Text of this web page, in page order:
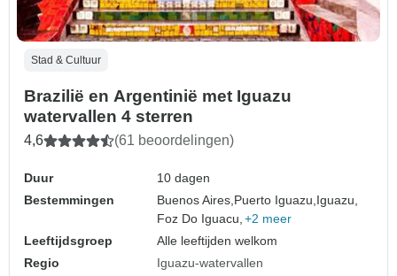
Stad & Cultuur
Brazilië en Argentinië met Iguazu
watervallen 4 sterren
4,6 (61 beoordelingen)
Duur
10 dagen
Bestemmingen
Buenos Aires, Puerto Iguazu, Iguazu,
Foz Do Iguacu, +2 meer
Leeftijdsgroep
Alle leeftijden welkom
Regio
Iguazu-watervallen